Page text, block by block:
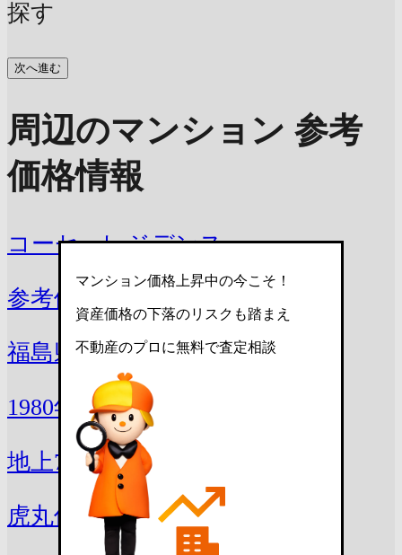
探す
次へ進む
周辺のマンション 参考
価格情報
コーセーレジデンス
参考価格
福島県郡山市池ノ台7-24
1980年11月(築46年)
地上7階 / 全 - 戸
虎丸信用マンション
マンション価格上昇中の今こそ！
資産価格の下落のリスクも踏まえ
不動産のプロに無料で査定相談